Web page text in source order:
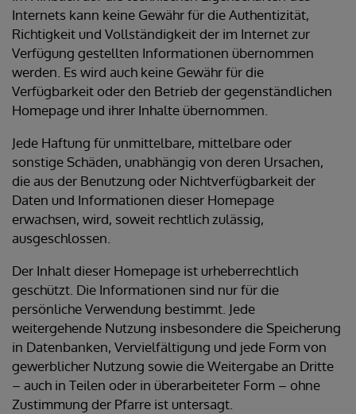
Internets kann keine Gewähr für die Authentizität,
Richtigkeit und Vollständigkeit der im Internet zur
Verfügung gestellten Informationen übernommen
werden. Es wird auch keine Gewähr für die
Verfügbarkeit oder den Betrieb der gegenständlichen
Homepage und ihrer Inhalte übernommen.
Jede Haftung für unmittelbare, mittelbare oder
sonstige Schäden, unabhängig von deren Ursachen,
die aus der Benutzung oder Nichtverfügbarkeit der
Daten und Informationen dieser Homepage
erwachsen, wird, soweit rechtlich zulässig,
ausgeschlossen.
Der Inhalt dieser Homepage ist urheberrechtlich
geschützt. Die Informationen sind nur für die
persönliche Verwendung bestimmt. Jede
weitergehende Nutzung insbesondere die Speicherung
in Datenbanken, Vervielfältigung und jede Form von
gewerblicher Nutzung sowie die Weitergabe an Dritte
– auch in Teilen oder in überarbeiteter Form – ohne
Zustimmung der Pfarre ist untersagt.